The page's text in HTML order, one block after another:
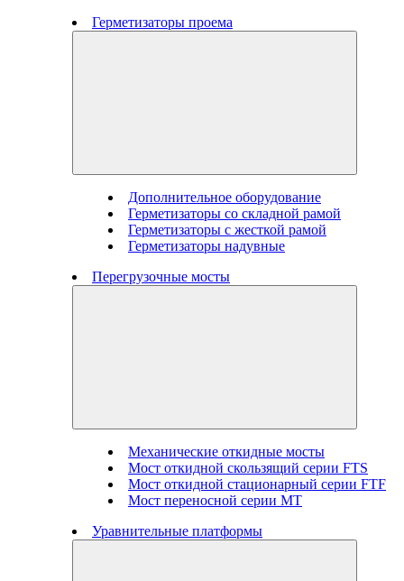
Герметизаторы проема
Дополнительное оборудование
Герметизаторы со складной рамой
Герметизаторы с жесткой рамой
Герметизаторы надувные
Перегрузочные мосты
Механические откидные мосты
Мост откидной скользящий серии FTS
Мост откидной стационарный серии FTF
Мост переносной серии MT
Уравнительные платформы